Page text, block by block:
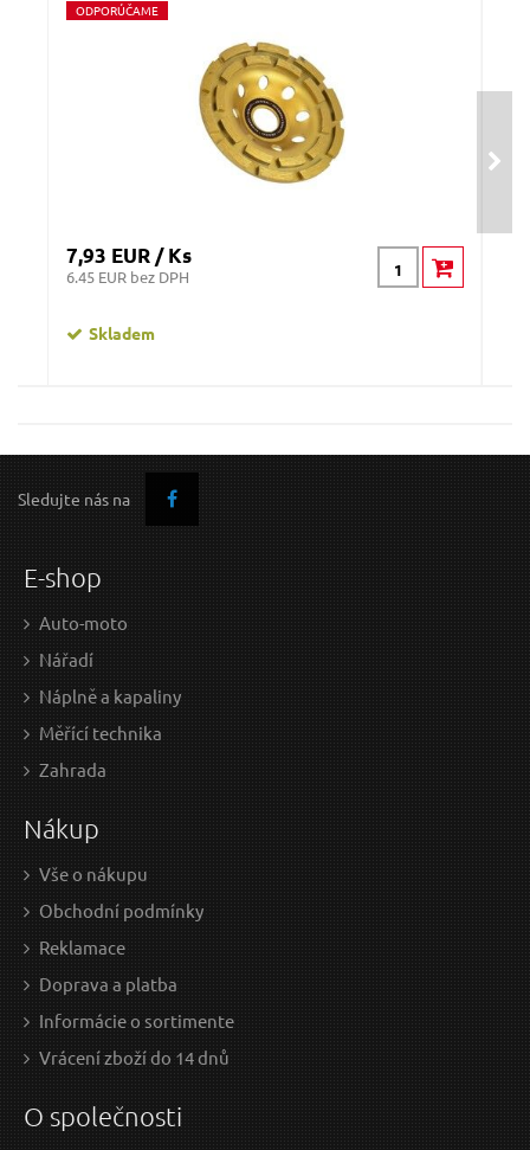
ODPORÚČAME
7,93 EUR / Ks
6.45 EUR bez DPH
Skladem
9.19 EUR bez DPH
na centrále
Sledujte nás na
E-shop
Auto-moto
Nářadí
Náplně a kapaliny
Měřící technika
Zahrada
Nákup
Vše o nákupu
Obchodní podmínky
Reklamace
Doprava a platba
Informácie o sortimente
Vrácení zboží do 14 dnů
O společnosti